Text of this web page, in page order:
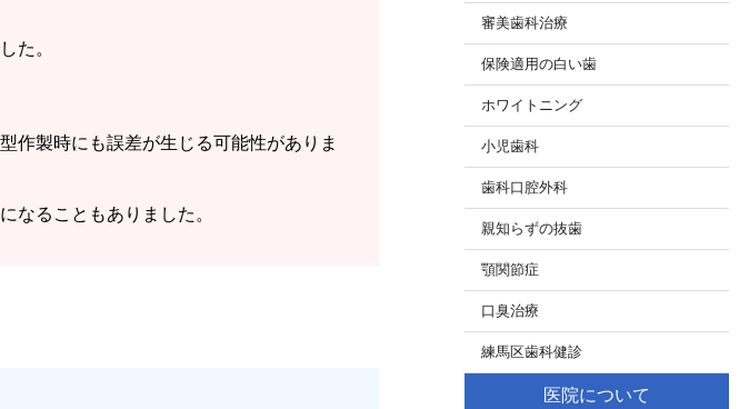
た。
作製時にも誤差が生じる可能性がありま
なることもありました。
審美歯科治療
保険適用の白い歯
ホワイトニング
小児歯科
歯科口腔外科
親知らずの抜歯
顎関節症
口臭治療
練馬区歯科健診
医院について